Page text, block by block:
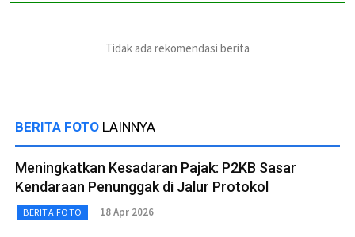
Tidak ada rekomendasi berita
BERITA FOTO LAINNYA
Meningkatkan Kesadaran Pajak: P2KB Sasar
Kendaraan Penunggak di Jalur Protokol
BERITA FOTO 18 Apr 2026